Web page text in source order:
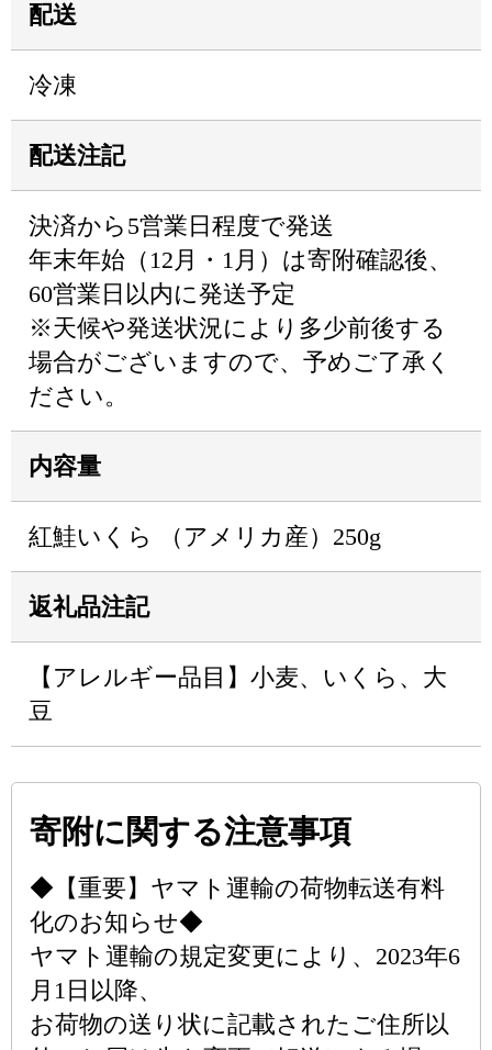
配送
冷凍
配送注記
決済から5営業日程度で発送
年末年始（12月・1月）は寄附確認後、
60営業日以内に発送予定
※天候や発送状況により多少前後する
場合がございますので、予めご了承く
ださい。
内容量
紅鮭いくら （アメリカ産）250g
返礼品注記
【アレルギー品目】小麦、いくら、大
豆
寄附に関する注意事項
◆【重要】ヤマト運輸の荷物転送有料
化のお知らせ◆
ヤマト運輸の規定変更により、2023年6
月1日以降、
お荷物の送り状に記載されたご住所以